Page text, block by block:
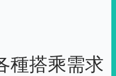
種搭乘需求